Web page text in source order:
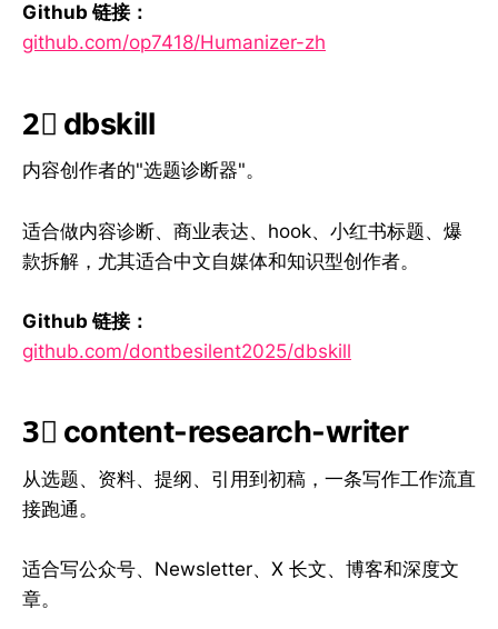
Github 链接：
github.com/op7418/Humanizer-zh
2⃣ dbskill
内容创作者的"选题诊断器"。
适合做内容诊断、商业表达、hook、小红书标题、爆
款拆解，尤其适合中文自媒体和知识型创作者。
Github 链接：
github.com/dontbesilent2025/dbskill
3⃣ content-research-writer
从选题、资料、提纲、引用到初稿，一条写作工作流直
接跑通。
适合写公众号、Newsletter、X 长文、博客和深度文
章。